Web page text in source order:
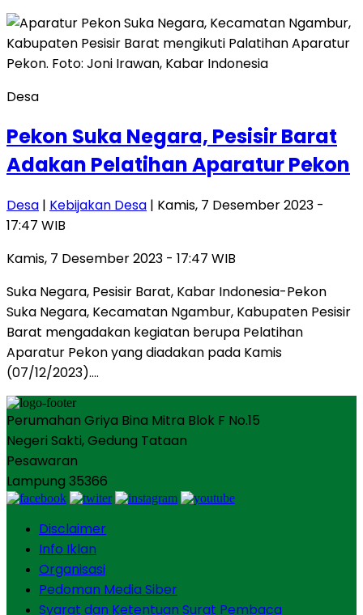
Desa
Pekon Suka Negara, Pesisir Barat
Adakan Pelatihan Aparatur Pekon
Desa | Kebijakan Desa | Kamis, 7 Desember 2023 -
17:47 WIB
Kamis, 7 Desember 2023 - 17:47 WIB
Suka Negara, Pesisir Barat, Kabar Indonesia-Pekon
Suka Negara, Kecamatan Ngambur, Kabupaten Pesisir
Barat mengadakan kegiatan berupa Pelatihan
Aparatur Pekon yang diadakan pada Kamis
(07/12/2023)….
Perumahan Griya Bina Mitra Blok F No.15
Negeri Sakti, Gedung Tataan
Pesawaran
Lampung 35366
Disclaimer
Info Iklan
Organisasi
Pedoman Media Siber
Syarat dan Ketentuan Surat Pembaca